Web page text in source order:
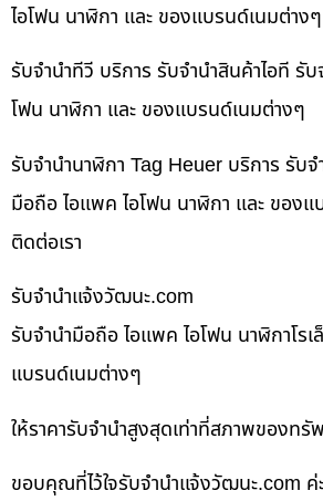
ไอโฟน นาฬิกา และ ของแบรนด์เนมต่างๆ
รับจำนำทีวี บริการ รับจำนำสินค้าไอที รั
โฟน นาฬิกา และ ของแบรนด์เนมต่างๆ
รับจำนำนาฬิกา Tag Heuer บริการ รับจ
มือถือ ไอแพค ไอโฟน นาฬิกา และ ของ
ติดต่อเรา
รับจํานําแจ้งวัฒนะ.com
รับจำนำมือถือ ไอแพค ไอโฟน นาฬิกาโร
แบรนด์เนมต่างๆ
ให้ราคารับจำนำสูงสุดเท่าที่สภาพของทรั
ขอบคุณที่ไว้ใจรับจำนำแจ้งวัฒนะ.com ค่